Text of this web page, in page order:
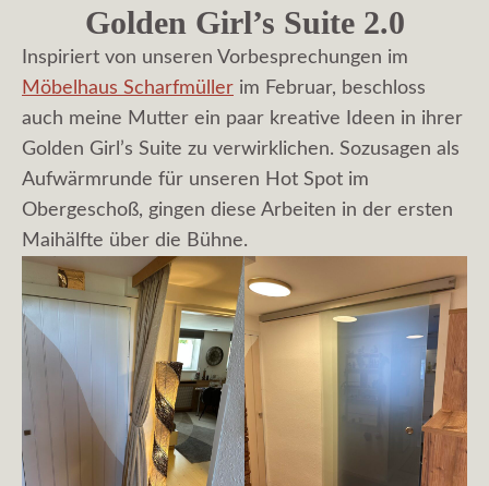
Golden Girl’s Suite 2.0
Inspiriert von unseren Vorbesprechungen im
Möbelhaus Scharfmüller im Februar, beschloss
auch meine Mutter ein paar kreative Ideen in ihrer
Golden Girl’s Suite zu verwirklichen. Sozusagen als
Aufwärmrunde für unseren Hot Spot im
Obergeschoß, gingen diese Arbeiten in der ersten
Maihälfte über die Bühne.